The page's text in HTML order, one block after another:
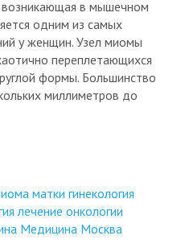
возникающая в мышечном
одним из самых
у женщин. Узел миомы
переплетающихся
формы. Большинство
миллиметров до
матки гинекология
лечение онкологии
Медицина Москва